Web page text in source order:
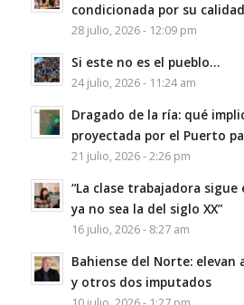
condicionada por su
28 julio, 2026 - 12:09 pm
Si este no es el pueblo…
24 julio, 2026 - 11:24 am
Dragado de la ría: qué
proyectada por el Puerto
21 julio, 2026 - 2:26 pm
“La clase trabajadora
ya no sea la del siglo XX”
16 julio, 2026 - 8:27 am
Bahiense del Norte: elevan
y otros dos imputados